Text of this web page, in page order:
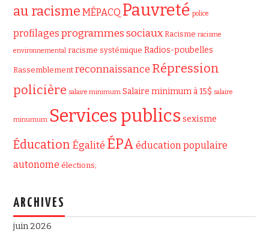
au racisme MÉPACQ Pauvreté police
profilages programmes sociaux Racisme racisme
environnemental racisme systémique Radios-poubelles
Rassemblement reconnaissance Répression
policière salaire minimum Salaire minimum à 15$ salaire
minumum Services publics sexisme
Éducation Égalité ÉPA éducation populaire
autonome élections;
ARCHIVES
juin 2026